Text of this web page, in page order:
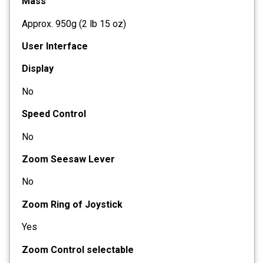
Approx. 950g (2 lb 15 oz)
User Interface
Display
No
Speed Control
No
Zoom Seesaw Lever
No
Zoom Ring of Joystick
Yes
Zoom Control selectable